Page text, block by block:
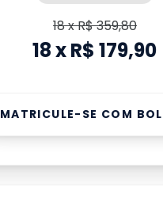
18xR$ 359,80
18xR$ 179,90
MATRICULE-SE COM